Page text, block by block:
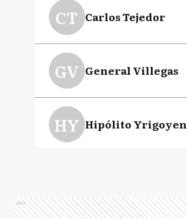
CT Carlos Tejedor
GV General Villegas
HY Hipólito Yrigoyen
Ads